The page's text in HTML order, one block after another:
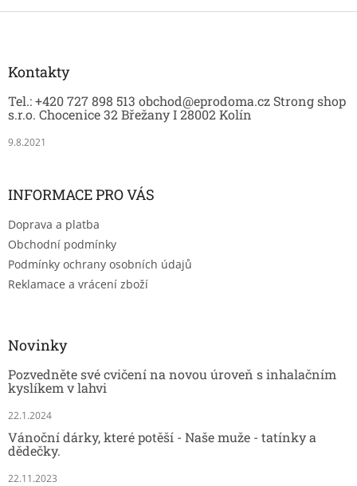
Z
Kontakty
Tel.: +420 727 898 513 obchod@eprodoma.cz Strong shop
s.r.o. Chocenice 32 Břežany I 28002 Kolín
9.8.2021
INFORMACE PRO VÁS
Doprava a platba
Obchodní podmínky
Podmínky ochrany osobních údajů
Reklamace a vrácení zboží
Novinky
Pozvedněte své cvičení na novou úroveň s inhalačním
kyslíkem v lahvi
22.1.2024
Vánoční dárky, které potěší - Naše muže - tatínky a
dědečky.
22.11.2023